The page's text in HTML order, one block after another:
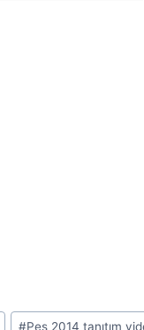
#Pes 2014 tanıtım